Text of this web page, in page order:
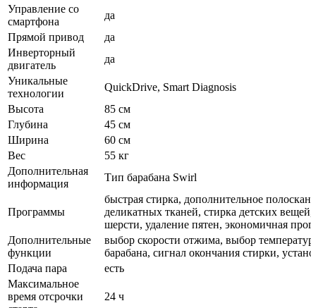
Управление со
смартфона
да
Прямой привод
да
Инверторный
двигатель
да
Уникальные
технологии
QuickDrive, Smart Diagnosis
Высота
85 см
Глубина
45 см
Ширина
60 см
Вес
55 кг
Дополнительная
информация
Тип барабана Swirl
Программы
быстрая стирка, дополнительное
деликатных тканей, стирка детских
шерсти, удаление пятен, экономичная
Дополнительные
функции
выбор скорости отжима, выбор
барабана, сигнал окончания стирки,
Подача пара
есть
Максимальное
время отсрочки
24 ч